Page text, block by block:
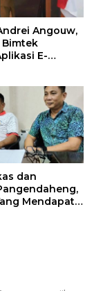
Angouw,
Bimtek
E-
dan
Mendapat